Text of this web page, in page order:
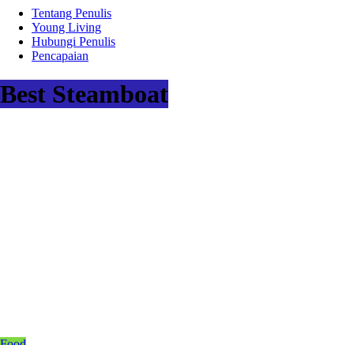
Tentang Penulis
Young Living
Hubungi Penulis
Pencapaian
Best Steamboat